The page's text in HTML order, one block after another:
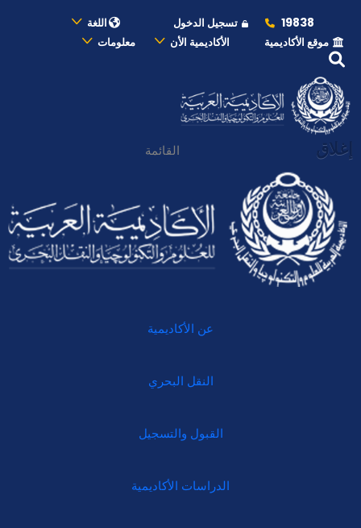
19838 تسجيل الدخول
اللغة
موقع الأكاديمية
الأكاديمية الأن معلومات
إغلاق القائمة
عن الأكاديمية
النقل البحري
القبول والتسجيل
الدراسات الأكاديمية